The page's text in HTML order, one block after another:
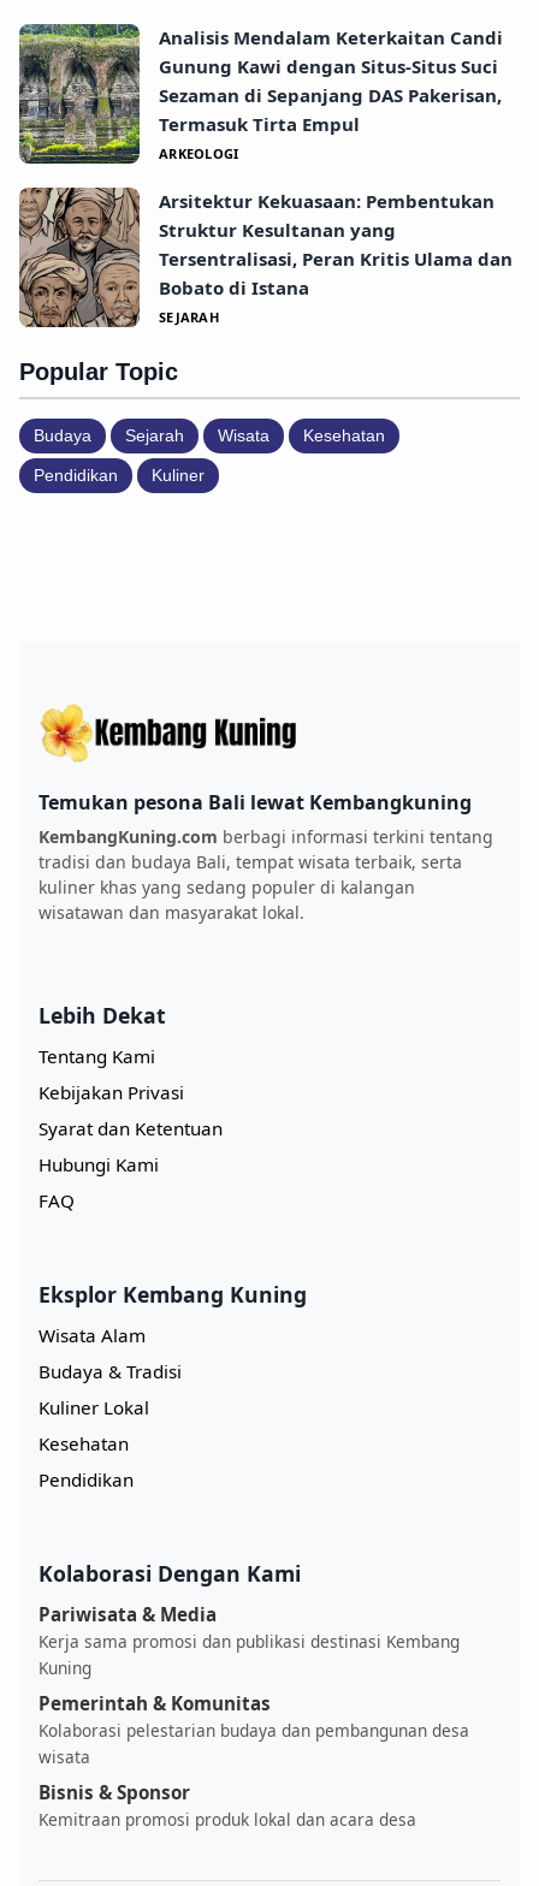
Analisis Mendalam Keterkaitan Candi
Gunung Kawi dengan Situs-Situs Suci
Sezaman di Sepanjang DAS Pakerisan,
Termasuk Tirta Empul
ARKEOLOGI
Arsitektur Kekuasaan: Pembentukan
Struktur Kesultanan yang
Tersentralisasi, Peran Kritis Ulama dan
Bobato di Istana
SEJARAH
Popular Topic
Budaya Sejarah Wisata Kesehatan
Pendidikan Kuliner
Temukan pesona Bali lewat Kembangkuning
KembangKuning.com berbagi informasi terkini tentang
tradisi dan budaya Bali, tempat wisata terbaik, serta
kuliner khas yang sedang populer di kalangan
wisatawan dan masyarakat lokal.
Lebih Dekat
Tentang Kami
Kebijakan Privasi
Syarat dan Ketentuan
Hubungi Kami
FAQ
Eksplor Kembang Kuning
Wisata Alam
Budaya & Tradisi
Kuliner Lokal
Kesehatan
Pendidikan
Kolaborasi Dengan Kami
Pariwisata & Media
Kerja sama promosi dan publikasi destinasi Kembang
Kuning
Pemerintah & Komunitas
Kolaborasi pelestarian budaya dan pembangunan desa
wisata
Bisnis & Sponsor
Kemitraan promosi produk lokal dan acara desa